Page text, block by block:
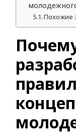
Похожие